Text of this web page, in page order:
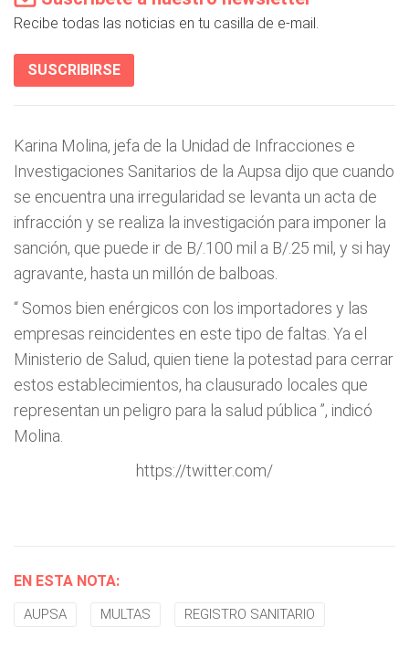
Recibe todas las noticias en tu casilla de e-mail.
SUSCRIBIRSE
Karina Molina, jefa de la Unidad de Infracciones e
Investigaciones Sanitarios de la Aupsa dijo que cuando
se encuentra una irregularidad se levanta un acta de
infracción y se realiza la investigación para imponer la
sanción, que puede ir de B/.100 mil a B/.25 mil, y si hay
agravante, hasta un millón de balboas.
“ Somos bien enérgicos con los importadores y las
empresas reincidentes en este tipo de faltas. Ya el
Ministerio de Salud, quien tiene la potestad para cerrar
estos establecimientos, ha clausurado locales que
representan un peligro para la salud pública ”, indicó
Molina.
https://twitter.com/
EN ESTA NOTA:
AUPSA MULTAS REGISTRO SANITARIO